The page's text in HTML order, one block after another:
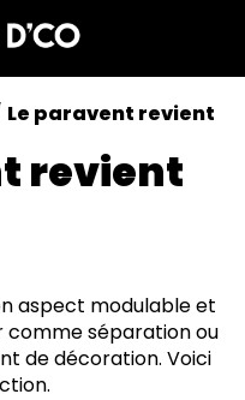
Le paravent revient
revient
aspect modulable et
comme séparation ou
de décoration. Voici